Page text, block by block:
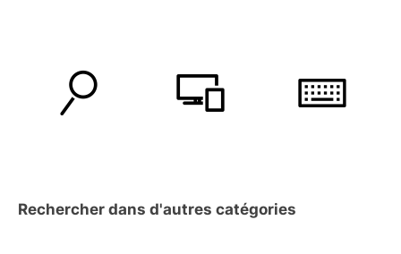
Rechercher dans d'autres catégories